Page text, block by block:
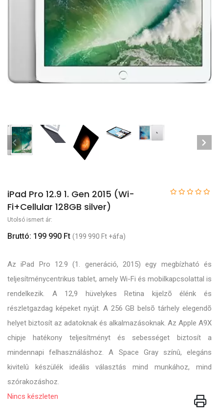
iPad Pro 12.9 1. Gen 2015 (Wi-
Fi+Cellular 128GB silver)
Utolsó ismert ár:
Bruttó: 199 990 Ft (199 990 Ft +áfa)
Az iPad Pro 12.9 (1. generáció, 2015) egy megbízható és
teljesítménycentrikus tablet, amely Wi-Fi és mobilkapcsolattal is
rendelkezik. A 12,9 hüvelykes Retina kijelzõ élénk és
részletgazdag képeket nyújt. A 256 GB belsõ tárhely elegendõ
helyet biztosít az adatoknak és alkalmazásoknak. Az Apple A9X
chipje hatékony teljesítményt és sebességet biztosít a
mindennapi felhasználáshoz. A Space Gray színû, elegáns
kivitelû készülék ideális választás mind munkához, mind
szórakozáshoz.
Nincs készleten